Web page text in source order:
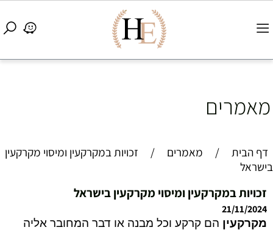
מאמרים
דף הבית / מאמרים /
זכויות במקרקעין ומיסוי מקרקעין
בישראל
זכויות במקרקעין ומיסוי מקרקעין בישראל
21/11/2024
מקרקעין הם קרקע וכל מבנה או דבר המחובר אליה